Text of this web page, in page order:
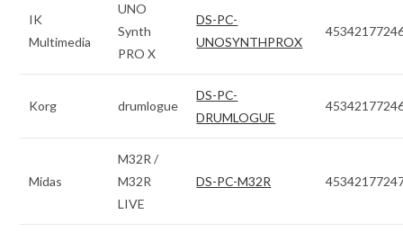
IK
Multimedia
UNO
Synth
PRO X
DS-PC-
UNOSYNTHPROX
Korg drumlogue
DS-PC-
DRUMLOGUE
Midas
M32R /
M32R
LIVE
DS-PC-M32R